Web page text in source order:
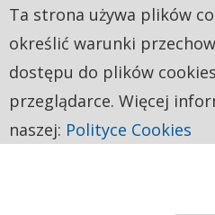
Ta strona używa plików
określić warunki
dostępu do plików
przeglądarce. Więcej
naszej: Polityce Cookies